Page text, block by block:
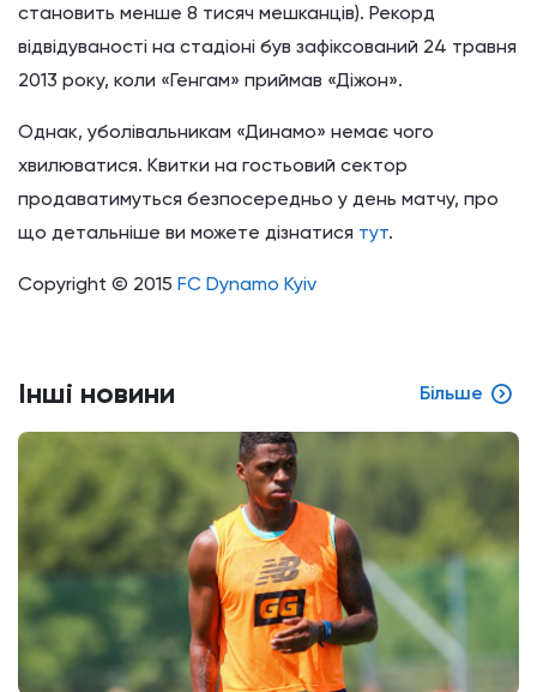
становить менше 8 тисяч мешканців). Рекорд
відвідуваності на стадіоні був зафіксований 24 травня
2013 року, коли «Генгам» приймав «Діжон».
Однак, уболівальникам «Динамо» немає чого
хвилюватися. Квитки на гостьовий сектор
продаватимуться безпосередньо у день матчу, про
що детальніше ви можете дізнатися тут.
Copyright © 2015 FC Dynamo Kyiv
Інші новини Більше